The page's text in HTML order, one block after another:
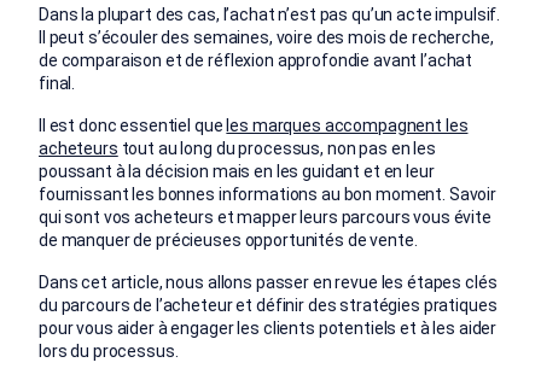
Dans la plupart des cas, l’achat n’est pas qu’un acte impulsif.
Il peut s’écouler des semaines, voire des mois de recherche,
de comparaison et de réflexion approfondie avant l’achat
final.
Il est donc essentiel que les marques accompagnent les
acheteurs tout au long du processus, non pas en les
poussant à la décision mais en les guidant et en leur
fournissant les bonnes informations au bon moment. Savoir
qui sont vos acheteurs et mapper leurs parcours vous évite
de manquer de précieuses opportunités de vente.
Dans cet article, nous allons passer en revue les étapes clés
du parcours de l’acheteur et définir des stratégies pratiques
pour vous aider à engager les clients potentiels et à les aider
lors du processus.